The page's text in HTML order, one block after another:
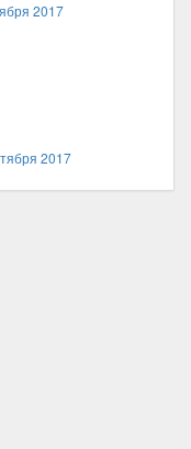
2017
2017